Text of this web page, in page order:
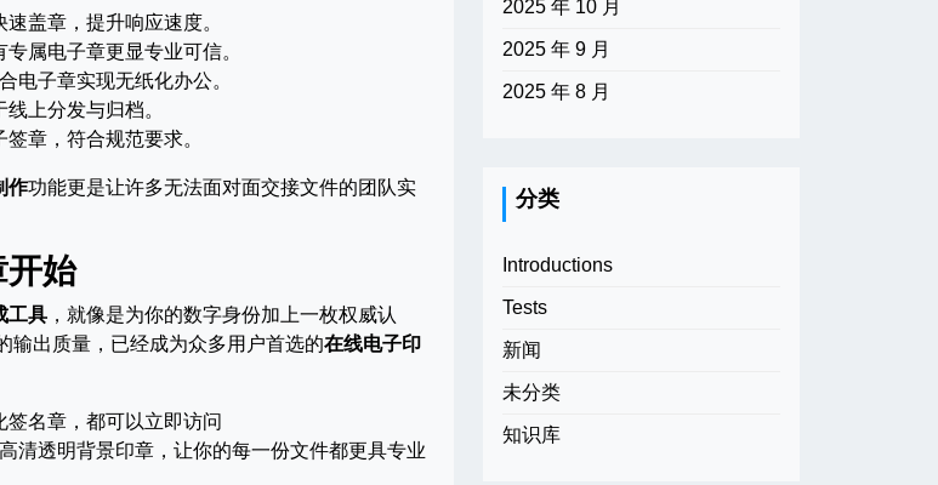
盖章，提升响应速度。
属电子章更显专业可信。
电子章实现无纸化办公。
上分发与归档。
章，符合规范要求。
作功能更是让许多无法面对面交接文件的团队实
开始
工具 ，就像是为你的数字身份加上一枚权威认
输出质量，已经成为众多用户首选的在线电子印
名章，都可以立即访问
清透明背景印章，让你的每一份文件都更具专业
2025 年 10 月
2025 年 9 月
2025 年 8 月
分类
Introductions
Tests
新闻
未分类
知识库